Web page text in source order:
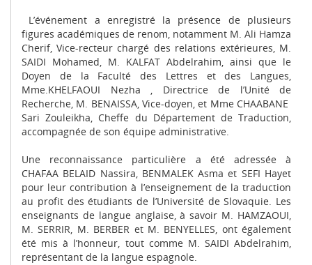
L’événement a enregistré la présence de plusieurs
figures académiques de renom, notamment M. Ali Hamza
Cherif, Vice-recteur chargé des relations extérieures, M.
SAIDI Mohamed, M. KALFAT Abdelrahim, ainsi que le
Doyen de la Faculté des Lettres et des Langues,
Mme.KHELFAOUI Nezha , Directrice de l’Unité de
Recherche, M. BENAISSA, Vice-doyen, et Mme CHAABANE
Sari Zouleikha, Cheffe du Département de Traduction,
accompagnée de son équipe administrative.
Une reconnaissance particulière a été adressée à
CHAFAA BELAID Nassira, BENMALEK Asma et SEFI Hayet
pour leur contribution à l’enseignement de la traduction
au profit des étudiants de l’Université de Slovaquie. Les
enseignants de langue anglaise, à savoir M. HAMZAOUI,
M. SERRIR, M. BERBER et M. BENYELLES, ont également
été mis à l’honneur, tout comme M. SAIDI Abdelrahim,
représentant de la langue espagnole.